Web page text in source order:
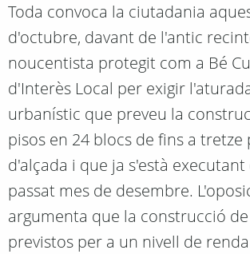
Toda convoca la ciutadania
d'octubre, davant de l'antic
noucentista protegit com a Bé
d'Interès Local per exigir
urbanístic que preveu la
pisos en 24 blocs de fins a tretze
d'alçada i que ja s'està executant
passat mes de desembre.
argumenta que la construcció
previstos per a un nivell de